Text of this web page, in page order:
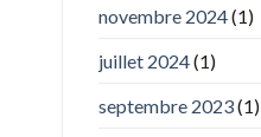
novembre 2024(1)
juillet 2024(1)
septembre 2023(1)